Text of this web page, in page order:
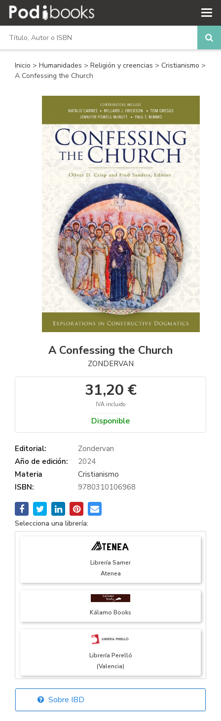
Inicio > Humanidades > Religión y creencias > Cristianismo >
A Confessing the Church
A Confessing the Church
ZONDERVAN
31,20 €
IVA incluido
Disponible
Editorial:
Zondervan
Año de edición:
2024
Materia
Cristianismo
ISBN:
9780310106968
Selecciona una librería:
Librería Samer
Atenea
Kálamo Books
Librería Perelló
(Valencia)
Librería Elías
Sobre IBD